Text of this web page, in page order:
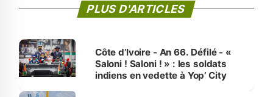
PLUS D'ARTICLES
Côte d’Ivoire - An 66. Défilé - «
Saloni ! Saloni ! » : les soldats
indiens en vedette à Yop’ City